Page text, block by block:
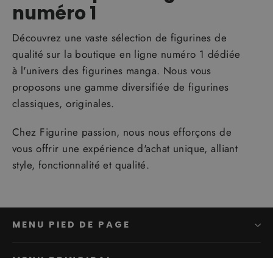
numéro 1
Découvrez une vaste sélection de figurines de
qualité sur la boutique en ligne numéro 1 dédiée
à l'univers des figurines manga. Nous vous
proposons une gamme diversifiée de figurines
classiques, originales.
Chez Figurine passion, nous nous efforçons de
vous offrir une expérience d'achat unique, alliant
style, fonctionnalité et qualité.
MENU PIED DE PAGE